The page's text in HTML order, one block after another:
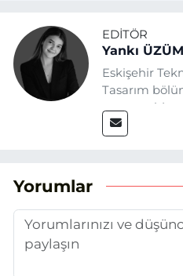
EDITÖR
Yankı ÜZÜM
Eskişehir
Tasarım
mezun
2025’te
aktarmayı
Yorumlar